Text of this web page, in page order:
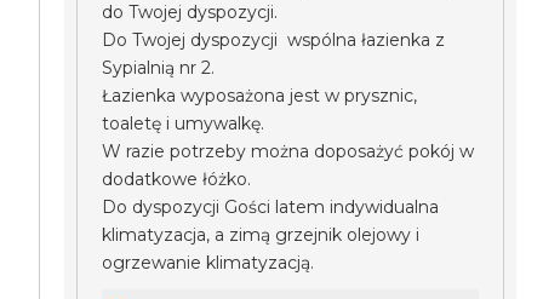
do Twojej dyspozycji.
Do Twojej dyspozycji wspólna łazienka z
Sypialnią nr 2.
Łazienka wyposażona jest w prysznic,
toaletę i umywalkę.
W razie potrzeby można doposażyć pokój w
dodatkowe łóżko.
Do dyspozycji Gości latem indywidualna
klimatyzacja, a zimą grzejnik olejowy i
ogrzewanie klimatyzacją.